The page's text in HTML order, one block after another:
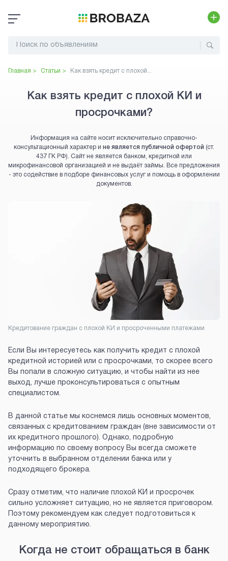
Главная > Статьи > Как взять кредит с плохой...
Как взять кредит с плохой КИ и
просрочками?
Информация на сайте носит исключительно справочно-
консультационный характер и не является публичной офертой (ст.
437 ГК РФ). Сайт не является банком, кредитной или
микрофинансовой организацией и не выдаёт займы. Все предложения
- это содействие в подборе финансовых услуг и помощь в оформлении
документов.
Кредитование граждан с плохой КИ и просроченными платежами
Если Вы интересуетесь как получить кредит с плохой
кредитной историей или с просрочками, то скорее всего
Вы попали в сложную ситуацию, и чтобы найти из нее
выход, лучше проконсультироваться с опытным
специалистом.
В данной статье мы коснемся лишь основных моментов,
связанных с кредитованием граждан (вне зависимости от
их кредитного прошлого). Однако, подробную
информацию по своему вопросу Вы всегда сможете
уточнить в выбранном отделении банка или у
подходящего брокера.
Сразу отметим, что наличие плохой КИ и просрочек
сильно усложняет ситуацию, но не является приговором.
Поэтому рекомендуем как следует подготовиться к
данному мероприятию.
Когда не стоит обращаться в банк